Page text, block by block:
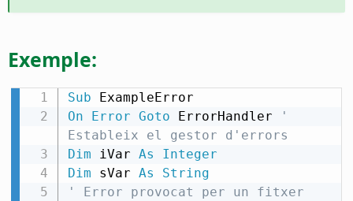
Exemple:
Sub
On
Error Goto ErrorHandler
'
Estableix el gestor d'errors
Dim iVar As
Integer
Dim sVar As
String
' Error provocat per un fitxer